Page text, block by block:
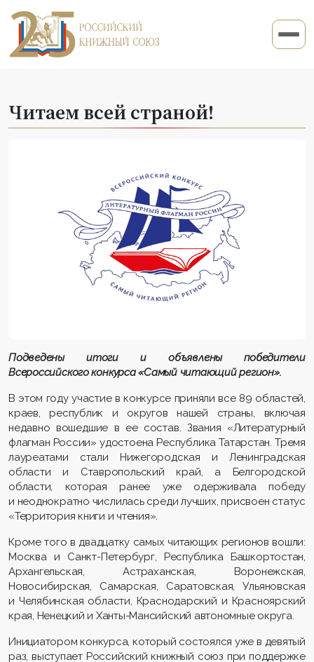
Читаем всей страной!
Подведены итоги и объявлены победители
Всероссийского конкурса «Самый читающий регион».
В этом году участие в конкурсе приняли все 89 областей,
краев, республик и округов нашей страны, включая
недавно вошедшие в ее состав. Звания «Литературный
флагман России» удостоена Республика Татарстан. Тремя
лауреатами стали Нижегородская и Ленинградская
области и Ставропольский край, а Белгородской
области, которая ранее уже одерживала победу
и неоднократно числилась среди лучших, присвоен статус
«Территория книги и чтения».
Кроме того в двадцатку самых читающих регионов вошли:
Москва и Санкт-Петербург, Республика Башкортостан,
Архангельская, Астраханская, Воронежская,
Новосибирская, Самарская, Саратовская, Ульяновская
и Челябинская области, Краснодарский и Красноярский
края, Ненецкий и Ханты-Мансийский автономные округа.
Инициатором конкурса, который состоялся уже в девятый
раз, выступает Российский книжный союз при поддержке